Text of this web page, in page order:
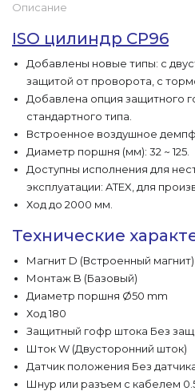
Описание
ISO цилиндр CP96
Добавлены новые типы: с
защитой от проворота, с
Добавлена опция защитного
стандартного типа.
Встроенное воздушное
Диаметр поршня (мм): 32 ~ 125.
Доступны исполнения для
эксплуатации: ATEX, для
Ход до 2000 мм.
Технические
Магнит D (Встроенный магнит)
Монтаж B (Базовый)
Диаметр поршня Ø50 mm
Ход 180
Защитный гофр штока Без
Шток W (Двусторонний шток)
Датчик положения Без
Шнур или разъем с кабелем